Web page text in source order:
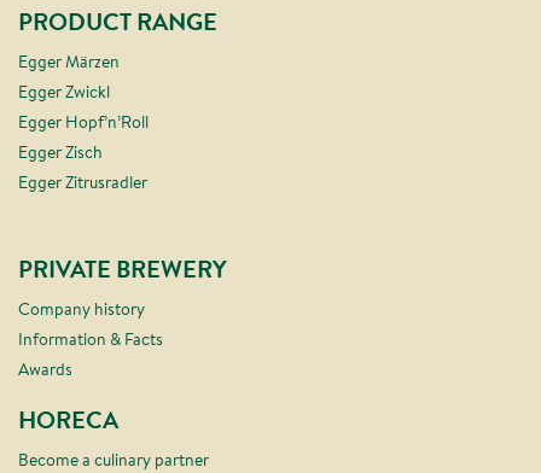
PRODUCT RANGE
Egger Märzen
Egger Zwickl
Egger Hopf’n’Roll
Egger Zisch
Egger Zitrusradler
PRIVATE BREWERY
Company history
Information & Facts
Awards
HORECA
Become a culinary partner